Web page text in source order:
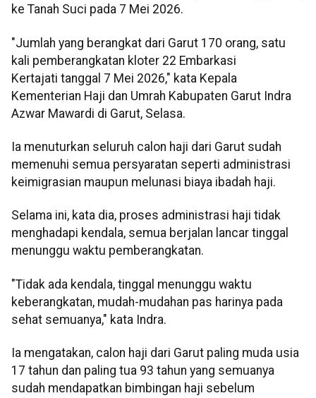
ke Tanah Suci pada 7 Mei 2026.
"Jumlah yang berangkat dari Garut 170 orang, satu
kali pemberangkatan kloter 22 Embarkasi
Kertajati tanggal 7 Mei 2026," kata Kepala
Kementerian Haji dan Umrah Kabupaten Garut Indra
Azwar Mawardi di Garut, Selasa.
Ia menuturkan seluruh calon haji dari Garut sudah
memenuhi semua persyaratan seperti administrasi
keimigrasian maupun melunasi biaya ibadah haji.
Selama ini, kata dia, proses administrasi haji tidak
menghadapi kendala, semua berjalan lancar tinggal
menunggu waktu pemberangkatan.
"Tidak ada kendala, tinggal menunggu waktu
keberangkatan, mudah-mudahan pas harinya pada
sehat semuanya," kata Indra.
Ia mengatakan, calon haji dari Garut paling muda usia
17 tahun dan paling tua 93 tahun yang semuanya
sudah mendapatkan bimbingan haji sebelum